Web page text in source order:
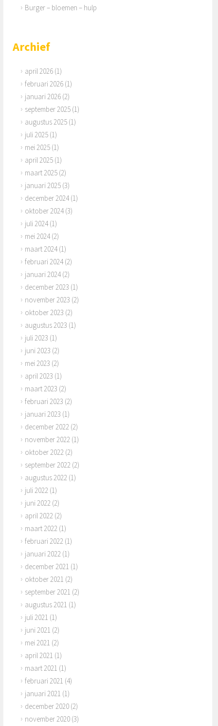
Burger – bloemen – hulp
Archief
april 2026 (1)
februari 2026 (1)
januari 2026 (2)
september 2025 (1)
augustus 2025 (1)
juli 2025 (1)
mei 2025 (1)
april 2025 (1)
maart 2025 (2)
januari 2025 (3)
december 2024(1)
oktober 2024(3)
juli 2024(1)
mei 2024(2)
maart 2024(1)
februari 2024(2)
januari 2024(2)
december 2023 (1)
november 2023 (2)
oktober 2023 (2)
augustus 2023 (1)
juli 2023 (1)
juni 2023 (2)
mei 2023 (2)
april 2023 (1)
maart 2023 (2)
februari 2023 (2)
januari 2023 (1)
december 2022 (2)
november 2022 (1)
oktober 2022 (2)
september 2022 (2)
augustus 2022 (1)
juli 2022 (1)
juni 2022 (2)
april 2022 (2)
maart 2022 (1)
februari 2022 (1)
januari 2022 (1)
december 2021 (1)
oktober 2021 (2)
september 2021 (2)
augustus 2021 (1)
juli 2021 (1)
juni 2021 (2)
mei 2021 (2)
april 2021 (1)
maart 2021 (1)
februari 2021 (4)
januari 2021 (1)
december 2020 (2)
november 2020 (3)